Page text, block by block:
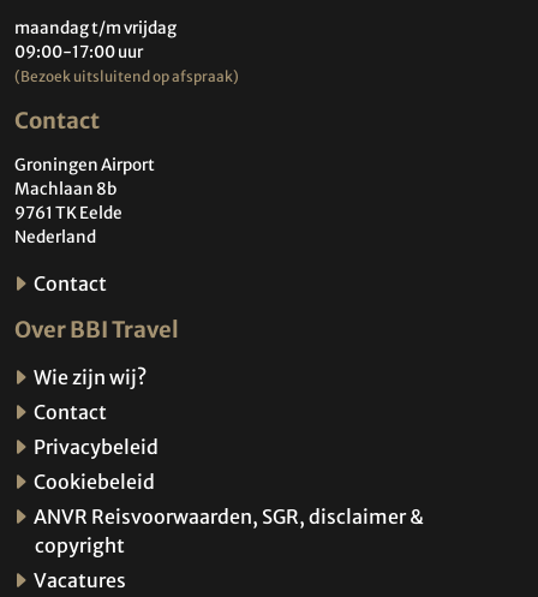
maandag t/m vrijdag
09:00-17:00 uur
(Bezoek uitsluitend op afspraak)
Contact
Groningen Airport
Machlaan 8b
9761 TK Eelde
Nederland
Contact
Over BBI Travel
Wie zijn wij?
Contact
Privacybeleid
Cookiebeleid
ANVR Reisvoorwaarden, SGR, disclaimer &
copyright
Vacatures